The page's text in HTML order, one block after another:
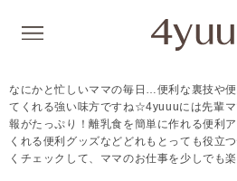
なにかと忙しいママの毎日…便利な裏技や
てくれる強い味方ですね☆4yuuuには先輩マ
報がたっぷり！離乳食を簡単に作れる便利
くれる便利グッズなどどれもとっても役立
くチェックして、ママのお仕事を少しでも